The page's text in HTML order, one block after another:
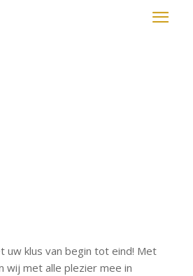
uw klus van begin tot eind! Met
wij met alle plezier mee in